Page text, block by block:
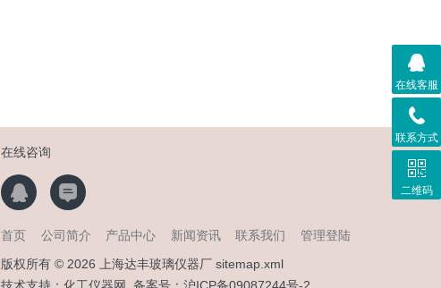
在线咨询
首页 公司简介 产品中心 新闻资讯 联系我们
管理登陆
版权所有 © 2026 上海达丰玻璃仪器厂 sitemap.xml
在线客服
联系方式
二维码